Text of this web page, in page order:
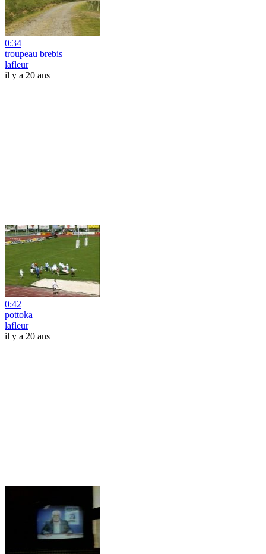
0:34
troupeau brebis
lafleur
il y a 20 ans
0:42
pottoka
lafleur
il y a 20 ans